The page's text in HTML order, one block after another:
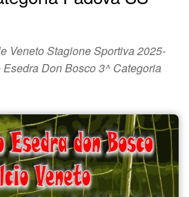
Veneto Stagione Sportiva 2025-
Don Bosco 3^ Categoria